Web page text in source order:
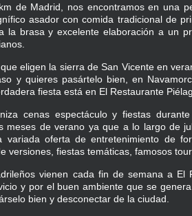
de Madrid, nos encontramos en una
asador con comida tradicional de
la brasa y excelente elaboración a un
eligen la sierra de San Vicente en
y quieres pasártelo bien, en
fiesta está en El Restaurante
cenas espectáculo y fiestas
meses de verano ya que a lo largo de
variada oferta de entretenimiento de
versiones, fiestas temáticas, famosos
vienen cada fin de semana a El
y por el buen ambiente que se
bien y desconectar de la ciudad.